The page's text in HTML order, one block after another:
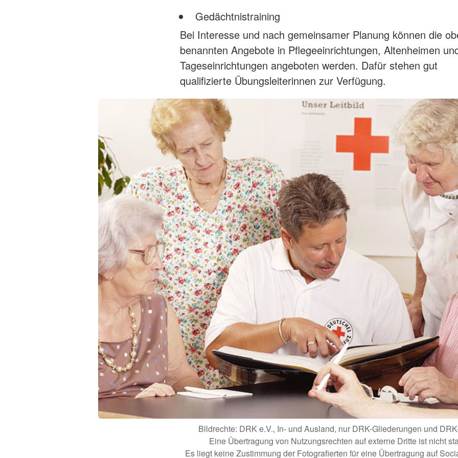
Bildrechte: DRK e.V., In- und Ausland, nur DRK-Gliederungen und
Eine Übertragung von Nutzungsrechten auf externe Dritte ist nicht
Es liegt keine Zustimmung der Fotografierten für eine Übertragung auf
Gedächtnistraining
Bei Interesse und nach gemeinsamer Planung können die
benannten Angebote in Pflegeeinrichtungen, Altenheimen
Tageseinrichtungen angeboten werden. Dafür stehen gut
qualifizierte Übungsleiterinnen zur Verfügung.